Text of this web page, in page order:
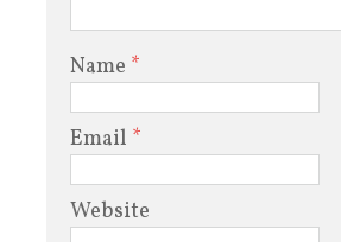
Name *
Email *
Website